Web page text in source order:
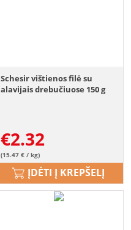
Schesir vištienos filė su
alavijais drebučiuose 150 g
€2.32
(15.47 € / kg)
ĮDĖTI Į KREPŠELĮ